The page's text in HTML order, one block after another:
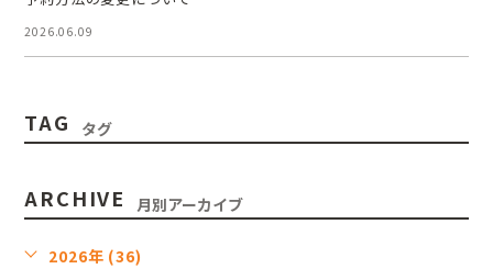
2026.06.09
TAG タグ
ARCHIVE 月別アーカイブ
2026年 (36)